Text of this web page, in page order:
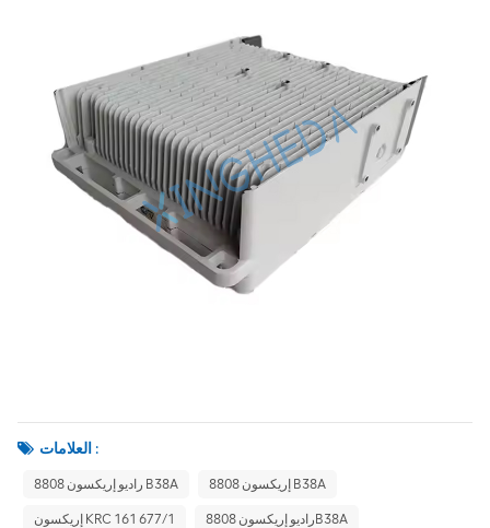
العلامات :
راديو إريكسون 8808 B38A إريكسون 8808 B38A
إريكسون KRC 161 677/1 راديو إريكسون 8808B38A